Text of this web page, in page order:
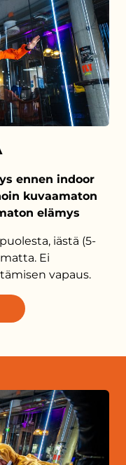
ennen indoor
kuvaamaton
elämys
iästä (5-
Ei
vapaus.